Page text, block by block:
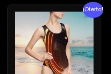
¡Oferta!
precio
original
era:
$45.40.
precio
actual
$32.33.